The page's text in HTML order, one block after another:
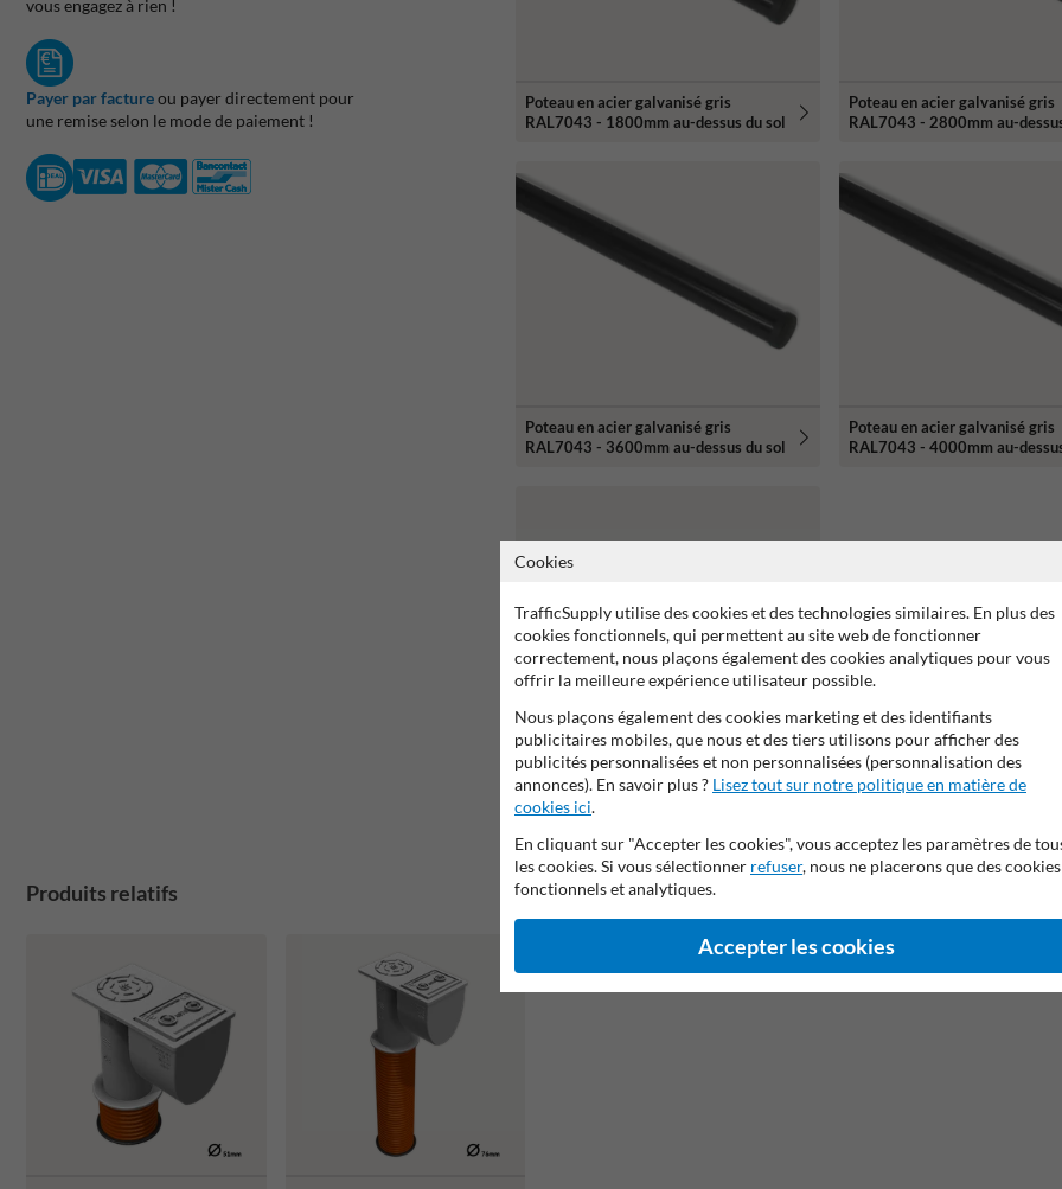
vous engagez à rien !
Payer par factureou payer directement pour
une remise selon le mode de paiement !
Poteau en acier galvanisé gris
RAL7043 - 1800mm au-dessus du sol
Poteau en acier galvanisé gris
RAL7043 - 2800mm au-
Poteau en acier galvanisé gris
RAL7043 - 3600mm au-dessus du sol
Poteau en acier galvanisé gris
RAL7043 - 4000mm au-
Capuchon pour poteau de
Produits relatifs
Cookies
TrafficSupply utilise des cookies et des technologies similaires. En plus des
cookies fonctionnels, qui permettent au site web de fonctionner
correctement, nous plaçons également des cookies analytiques pour vous
offrir la meilleure expérience utilisateur possible.
Nous plaçons également des cookies marketing et des identifiants
publicitaires mobiles, que nous et des tiers utilisons pour afficher des
publicités personnalisées et non personnalisées (personnalisation des
annonces). En savoir plus ? Lisez tout sur notre politique en matière de
cookies ici.
En cliquant sur "Accepter les cookies", vous acceptez les paramètres de
les cookies. Si vous sélectionner refuser, nous ne placerons que des cookies
fonctionnels et analytiques.
Accepter les cookies